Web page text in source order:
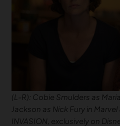
(L-R): Cobie Smulders as Maria
Jackson as Nick Fury in Marvel
INVASION, exclusively on